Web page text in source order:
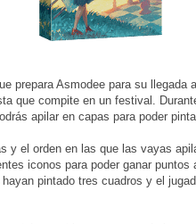
prepara Asmodee para su llegada
que compite en un festival.
apilar en capas para poder
y el orden en las que las vayas
iconos para poder ganar
pintado tres cuadros y el